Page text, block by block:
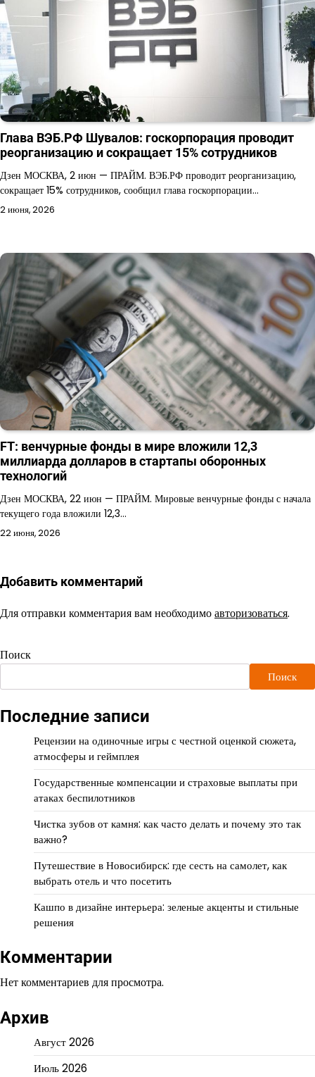
Глава ВЭБ.РФ Шувалов: госкорпорация проводит
реорганизацию и сокращает 15% сотрудников
Дзен МОСКВА, 2 июн — ПРАЙМ. ВЭБ.РФ проводит реорганизацию,
сокращает 15% сотрудников, сообщил глава госкорпорации…
2 июня, 2026
FT: венчурные фонды в мире вложили 12,3
миллиарда долларов в стартапы оборонных
технологий
Дзен МОСКВА, 22 июн — ПРАЙМ. Мировые венчурные фонды с начала
текущего года вложили 12,3…
22 июня, 2026
Добавить комментарий
Для отправки комментария вам необходимоавторизоваться.
Поиск
Поиск
Последние записи
Рецензии на одиночные игры с честной оценкой сюжета,
атмосферы и геймплея
Государственные компенсации и страховые выплаты при
атаках беспилотников
Чистка зубов от камня: как часто делать и почему это так
важно?
Путешествие в Новосибирск: где сесть на самолет, как
выбрать отель и что посетить
Кашпо в дизайне интерьера: зеленые акценты и стильные
решения
Комментарии
Нет комментариев для просмотра.
Архив
Август 2026
Июль 2026